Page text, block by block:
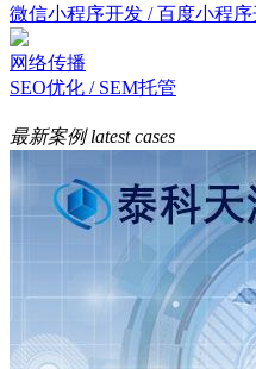
微信小程序开发 / 百度小程
网络传播
SEO优化 / SEM托管
最新案例latest cases